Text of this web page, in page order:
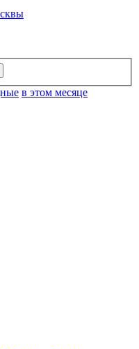
в этом месяце